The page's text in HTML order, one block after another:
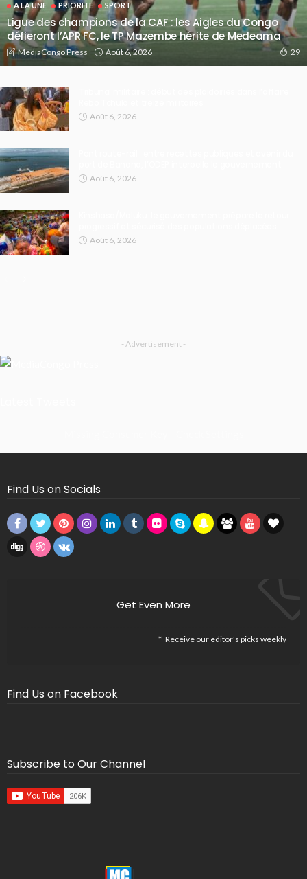
A LA UNE PRIORITE SPORT
Ligue des champions de la CAF : les Aigles du Congo
défieront l’APR FC, le TP Mazembe hérite de Medeama
MediaCongo Press Août 6, 2026 29
Août 6, 2026
Août 6, 2026
Août 6, 2026
- Advertisement -
Find Us on Socials
Get Even More
Receive our editor's picks weekly
Find Us on Facebook
Subscribe to Our Channel